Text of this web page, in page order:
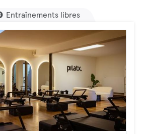
Entraînements libres